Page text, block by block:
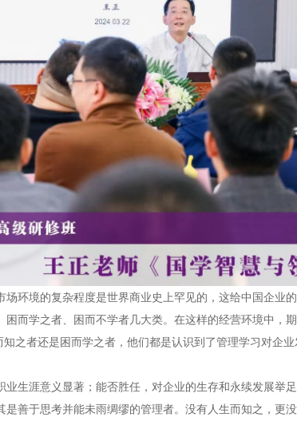
场环境的复杂程度是世界商业史上罕见的，这给中国企业
而学之者、困而不学者几大类。在这样的经营环境中，
之者还是困而学之者，他们都是认识到了管理学习对企
生涯意义显著；能否胜任，对企业的生存和永续发展举
善于思考并能未雨绸缪的管理者。没有人生而知之，更